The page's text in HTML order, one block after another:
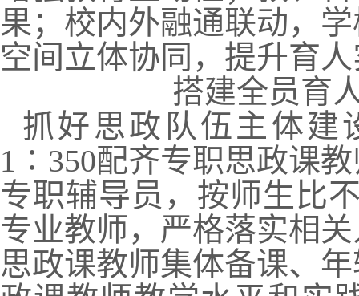
果；校内外融通联动，
空间立体协同，提升育
搭建全员育
抓好思政队伍主体建
1∶350配齐专职思政课
专职辅导员，按师生比
专业教师，严格落实相
思政课教师集体备课、